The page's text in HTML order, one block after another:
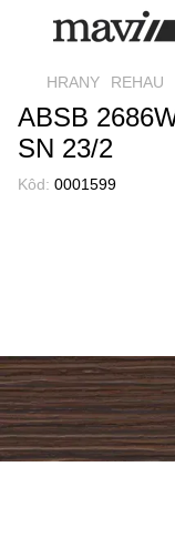
HRANY REHAU
ABSB
SN 23/2
Kôd: 0001599